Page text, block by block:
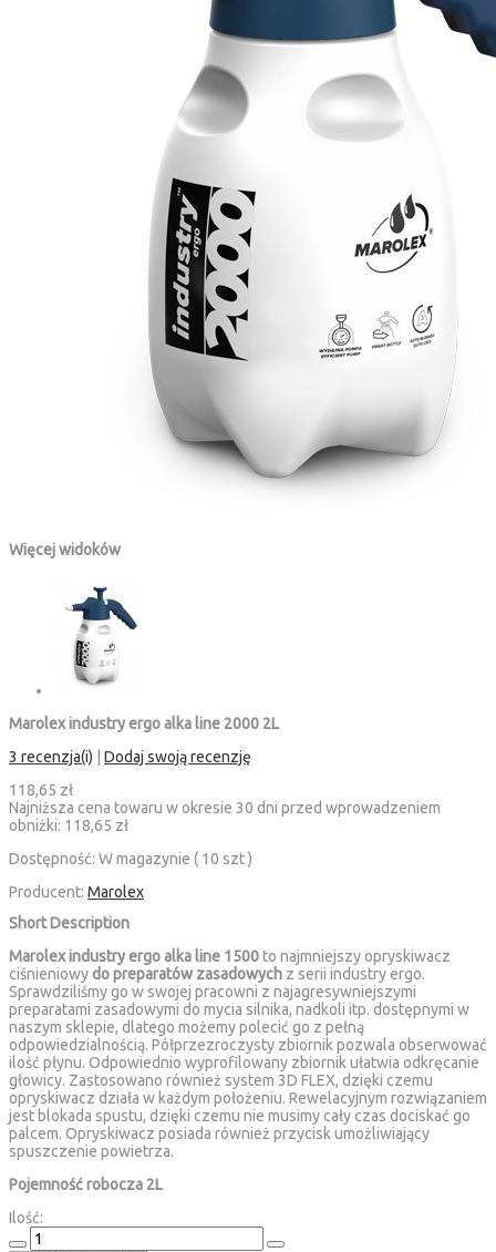
Więcej widoków
Marolex industry ergo alka line 2000 2L
3 recenzja(i)
Dodaj swoją recenzję
118,65 zł
Najniższa cena towaru w okresie 30 dni przed wprowadzeniem
obniżki: 118,65 zł
Dostępność: W magazynie ( 10 szt )
Producent: Marolex
Short Description
Marolex industry ergo alka line 1500to najmniejszy opryskiwacz
ciśnieniowydo preparatów zasadowych z serii industry ergo.
Sprawdziliśmy go w swojej pracowni z najagresywniejszymi
preparatami zasadowymi do mycia silnika, nadkoli itp. dostępnymi w
naszym sklepie, dlatego możemy polecić go z pełną
odpowiedzialnością. Półprzezroczysty zbiornik pozwala obserwować
ilość płynu. Odpowiednio wyprofilowany zbiornik ułatwia odkręcanie
głowicy. Zastosowano również system 3D FLEX, dzięki czemu
opryskiwacz działa w każdym położeniu. Rewelacyjnym rozwiązaniem
jest blokada spustu, dzięki czemu nie musimy cały czas dociskać go
palcem. Opryskiwacz posiada również przycisk umożliwiający
spuszczenie powietrza.
Pojemność robocza 2L
Ilość: